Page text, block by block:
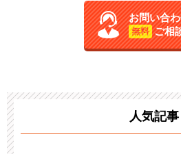
お問い合
無料 ご相
人気記事